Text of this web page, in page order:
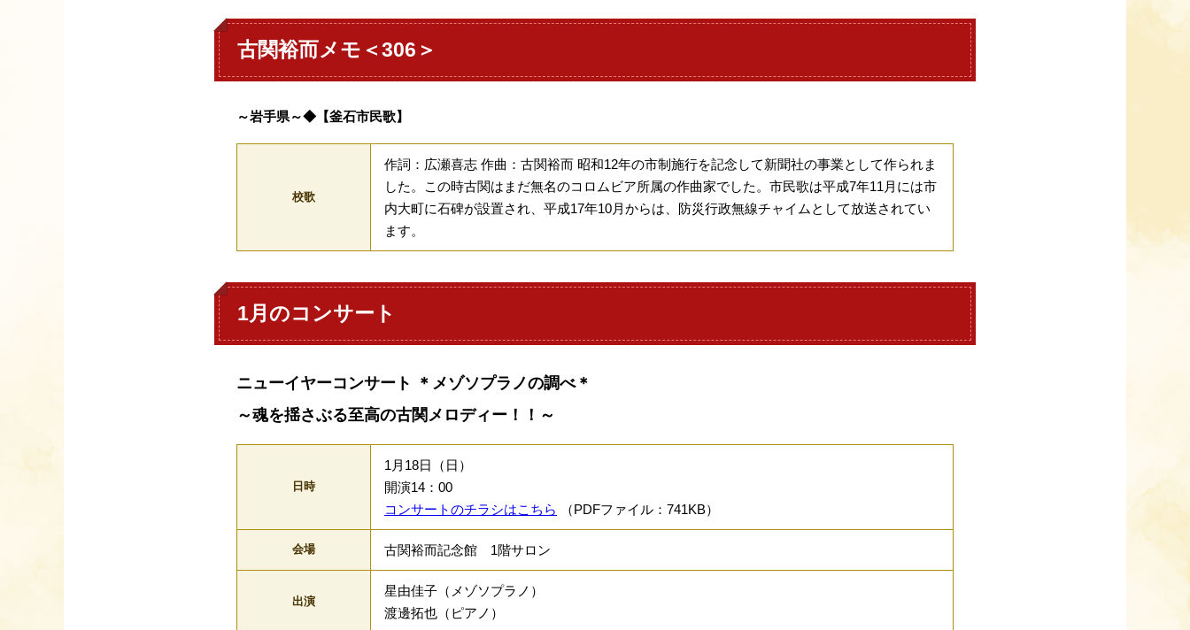
古関裕而メモ＜306＞
～岩手県～◆【釜石市民歌】
校歌
作詞：広瀬喜志 作曲：古関裕而 昭和12年の市制施行を記念して新聞社の事業として作られま
した。この時古関はまだ無名のコロムビア所属の作曲家でした。市民歌は平成7年11月には市
内大町に石碑が設置され、平成17年10月からは、防災行政無線チャイムとして放送されてい
ます。
1月のコンサート
ニューイヤーコンサート ＊メゾソプラノの調べ＊
～魂を揺さぶる至高の古関メロディー！！～
日時
1月18日（日）
開演14：00
コンサートのチラシはこちら
（PDFファイル：741KB）
会場 古関裕而記念館 1階サロン
出演
星由佳子（メゾソプラノ）
渡邊拓也（ピアノ）